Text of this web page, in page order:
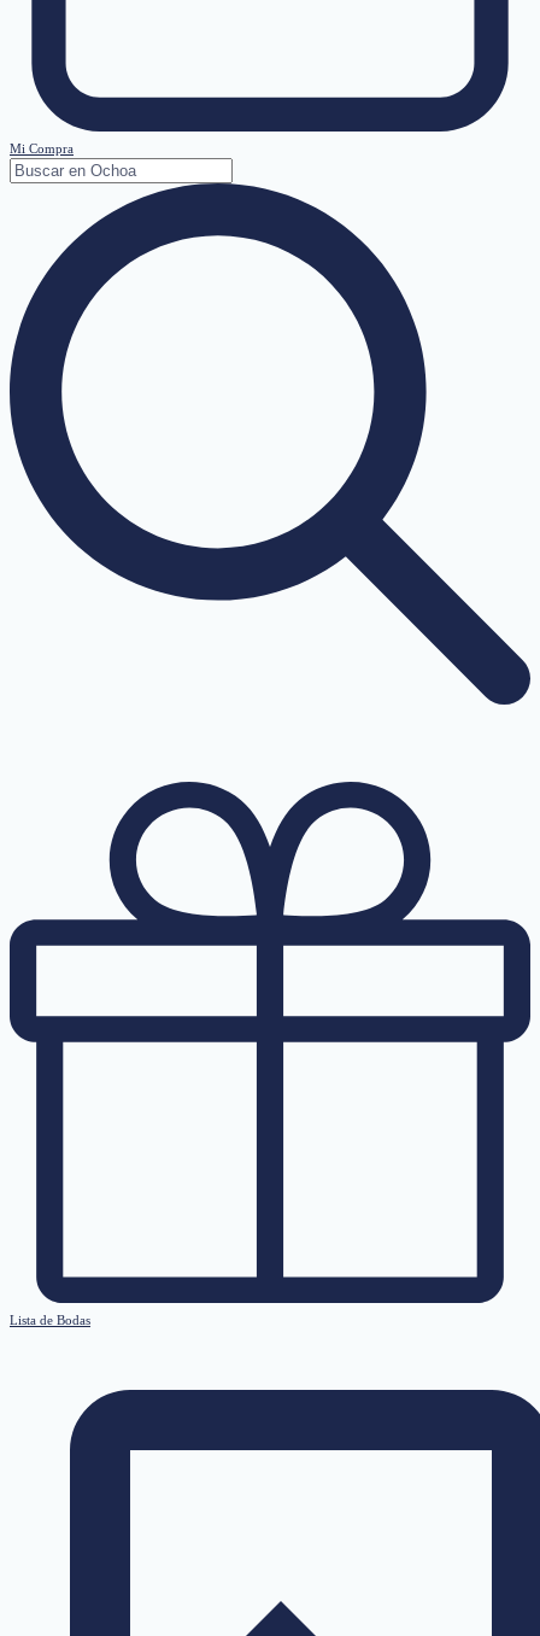
Mi Compra
Lista de Bodas